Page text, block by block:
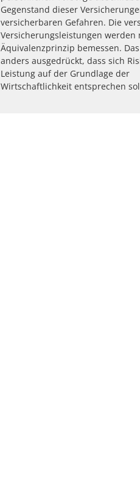
Gegenstand dieser
versicherbaren Gefahren. Die
Versicherungsleistungen werden
Äquivalenzprinzip bemessen.
anders ausgedrückt, dass sich
Leistung auf der Grundlage der
Wirtschaftlichkeit entsprechen